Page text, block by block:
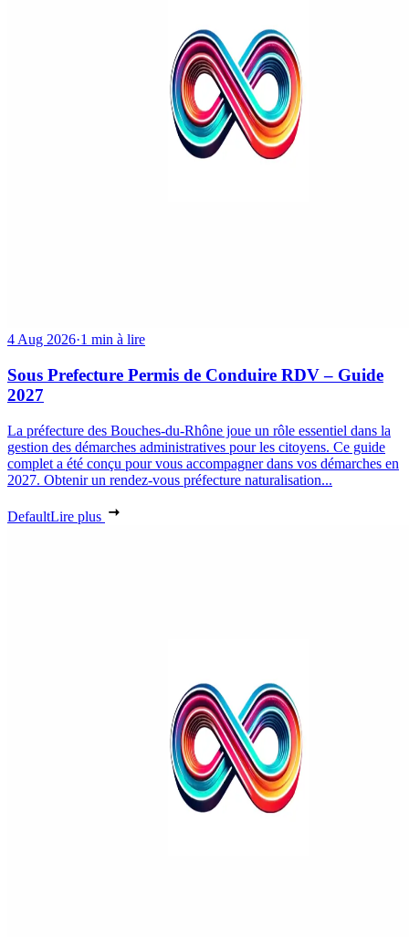
4 Aug 2026·1 min à lire
Sous Prefecture Permis de Conduire RDV – Guide
2027
La préfecture des Bouches-du-Rhône joue un rôle essentiel dans la
gestion des démarches administratives pour les citoyens. Ce guide
complet a été conçu pour vous accompagner dans vos démarches en
2027. Obtenir un rendez-vous préfecture naturalisation...
DefaultLire plus